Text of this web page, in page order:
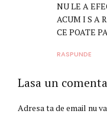
NU LE A
ACUM I S A
CE POATE
RASPUNDE
Lasa un
Adresa ta de email nu